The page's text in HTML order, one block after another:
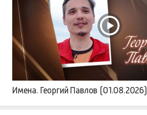
Имена. Георгий Павлов (01.08.2026)